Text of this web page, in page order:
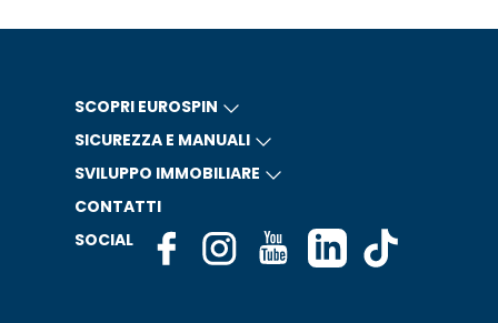
SCOPRI EUROSPIN
SICUREZZA E MANUALI
SVILUPPO IMMOBILIARE
CONTATTI
SOCIAL